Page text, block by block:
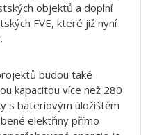
objektů a doplní
FVE, které již nyní
budou také
kapacitou více než 280
s bateriovým úložištěm
elektřiny přímo